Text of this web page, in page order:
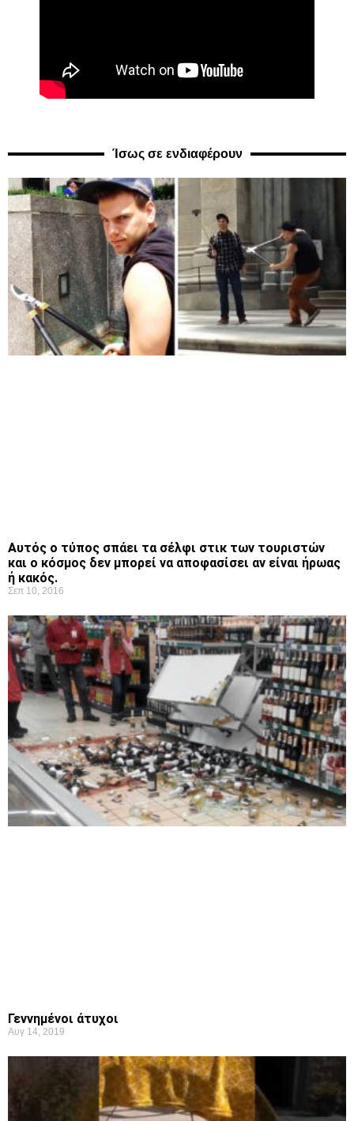
Ίσως σε ενδιαφέρουν
Αυτός ο τύπος σπάει τα σέλφι στικ των τουριστών
και ο κόσμος δεν μπορεί να αποφασίσει αν είναι ήρωας
ή κακός.
Σεπ 10, 2016
Γεννημένοι άτυχοι
Αυγ 14, 2019